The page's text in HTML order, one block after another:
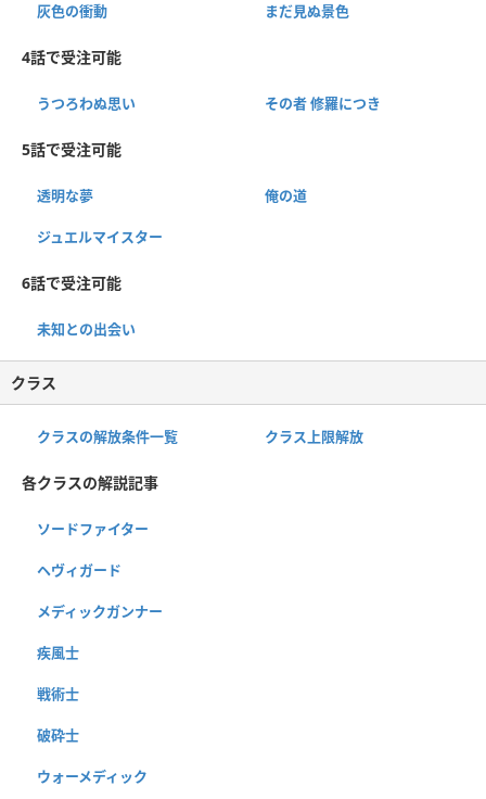
灰色の衝動 まだ見ぬ景色
4話で受注可能
うつろわぬ思い その者 修羅につき
5話で受注可能
透明な夢 俺の道
ジュエルマイスター
6話で受注可能
未知との出会い
クラス
クラスの解放条件一覧 クラス上限解放
各クラスの解説記事
ソードファイター
ヘヴィガード
メディックガンナー
疾風士
戦術士
破砕士
ウォーメディック